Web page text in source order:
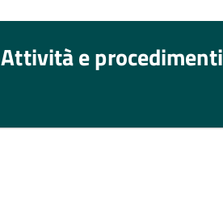
Attività e procedimenti